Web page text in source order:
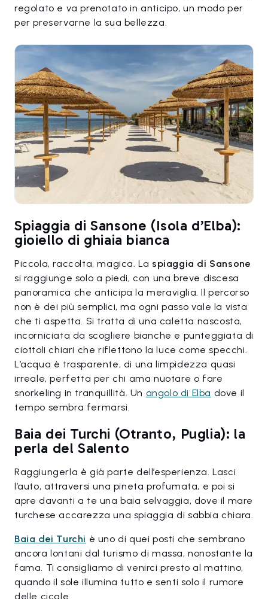
regolato e va prenotato in anticipo, un modo per
per preservarne la sua bellezza.
Spiaggia di Sansone (Isola d’Elba):
gioiello di ghiaia bianca
Piccola, raccolta, magica. La spiaggia di Sansone
si raggiunge solo a piedi, con una breve discesa
panoramica che anticipa la meraviglia. Il percorso
non è dei più semplici, ma ogni passo vale la vista
che ti aspetta. Si tratta di una caletta nascosta,
incorniciata da scogliere bianche e punteggiata di
ciottoli chiari che riflettono la luce come specchi.
L’acqua è trasparente, di una limpidezza quasi
irreale, perfetta per chi ama nuotare o fare
snorkeling in tranquillità. Un angolo di Elba dove il
tempo sembra fermarsi.
Baia dei Turchi (Otranto, Puglia): la
perla del Salento
Raggiungerla è già parte dell’esperienza. Lasci
l’auto, attraversi una pineta profumata, e poi si
apre davanti a te una baia selvaggia, dove il mare
turchese accarezza una spiaggia di sabbia chiara.
Baia dei Turchi è uno di quei posti che sembrano
ancora lontani dal turismo di massa, nonostante la
fama. Ti consigliamo di venirci presto al mattino,
quando il sole illumina tutto e senti solo il rumore
delle cicale.